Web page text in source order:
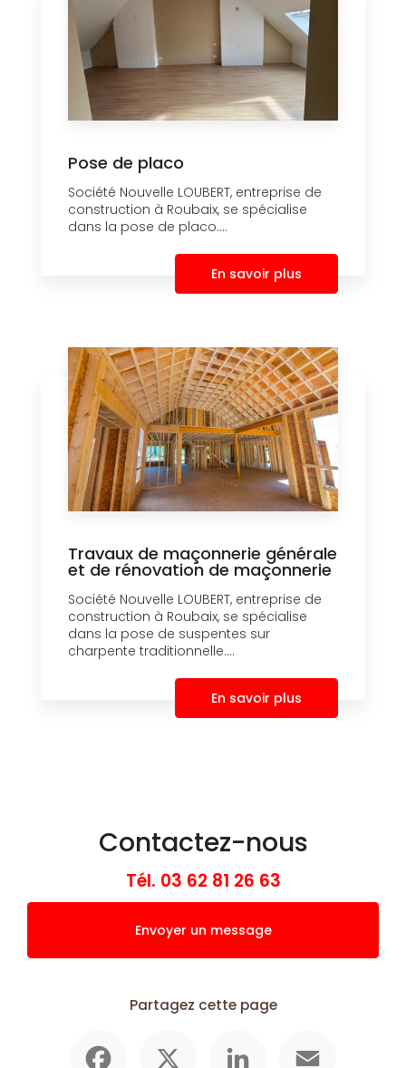
Pose de placo
Société Nouvelle LOUBERT, entreprise de
construction à Roubaix, se spécialise
dans la pose de placo....
En savoir plus
Travaux de maçonnerie générale
et de rénovation de maçonnerie
Société Nouvelle LOUBERT, entreprise de
construction à Roubaix, se spécialise
dans la pose de suspentes sur
charpente traditionnelle....
En savoir plus
Contactez-nous
Tél. 03 62 81 26 63
Envoyer un message
Partagez cette page